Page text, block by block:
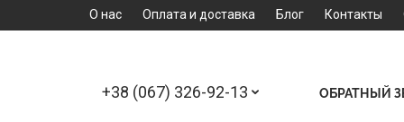
О нас Оплата и доставка Блог Контакты
+38 (067) 326-92-13 ОБРАТНЫЙ